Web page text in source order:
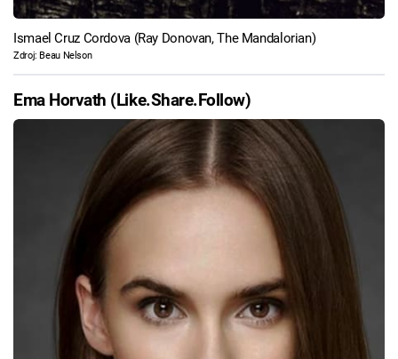
Ismael Cruz Cordova (Ray Donovan, The Mandalorian)
Zdroj: Beau Nelson
Ema Horvath (Like.Share.Follow)